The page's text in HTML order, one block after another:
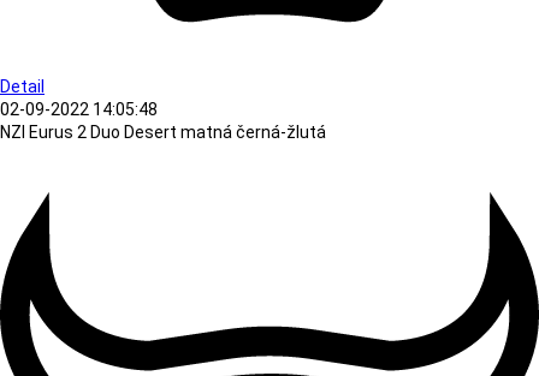
Detail
02-09-2022 14:05:48
NZI Eurus 2 Duo Desert matná černá-žlutá